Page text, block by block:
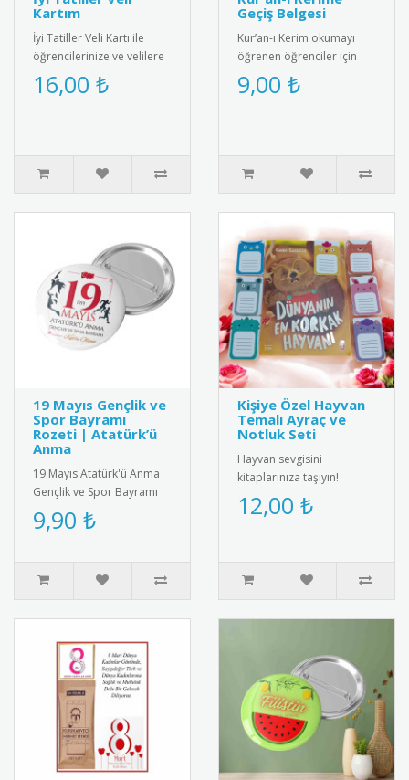
Kartım
İyi Tatiller Veli Kartı ile
öğrencilerinize ve velilere
güzel bir yaz tatili mesajı
verin! Özel tasa..
16,00 ₺
Geçiş Belgesi
Kur’an-ı Kerim okumayı
öğrenen öğrenciler için
anlamlı ve şık bir başarı
belgesi. Sınıf içi törenler..
9,00 ₺
19 Mayıs Gençlik ve
Spor Bayramı
Rozeti | Atatürk’ü
Anma
19 Mayıs Atatürk'ü Anma
Gençlik ve Spor Bayramı
için özel tasarlanmış
kaliteli metal rozet. Türk
9,90 ₺
Kişiye Özel Hayvan
Temalı Ayraç ve
Notluk Seti
Hayvan sevgisini
kitaplarınıza taşıyın!
Sevimli hayvan figürleriyle
tasarlanmış bu ayraç ve
12,00 ₺